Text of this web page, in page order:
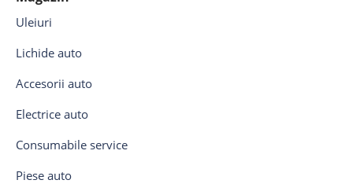
Uleiuri
Lichide auto
Accesorii auto
Electrice auto
Consumabile service
Piese auto